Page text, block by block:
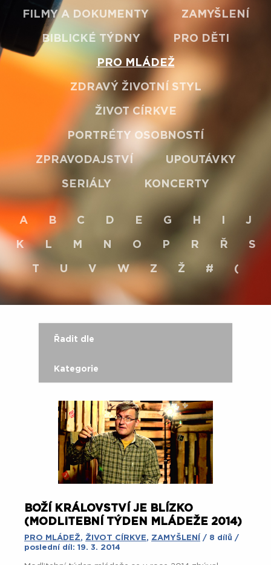
FILMY A DOKUMENTY ZAMYŠLENÍ
BIBLICKÉ TÝDNY PRO DĚTI
PRO MLÁDEŽ
ZDRAVÝ ŽIVOTNÍ STYL
ŽIVOT CÍRKVE
PORTRÉTY OSOBNOSTÍ
ZPRAVODAJSTVÍ UPOUTÁVKY
SERIÁLY KONCERTY
A B C D E G H J
K L M N O P R Ř S
T U V W Z Ž # (
Řadit dle
Kategorie
BOŽÍ KRÁLOVSTVÍ JE BLÍZKO
(MODLITEBNÍ TÝDEN MLÁDEŽE 2014)
PRO MLÁDEŽ, ŽIVOT CÍRKVE, ZAMYŠLENÍ
/ 8 dílů /
poslední díl: 19. 3. 2014